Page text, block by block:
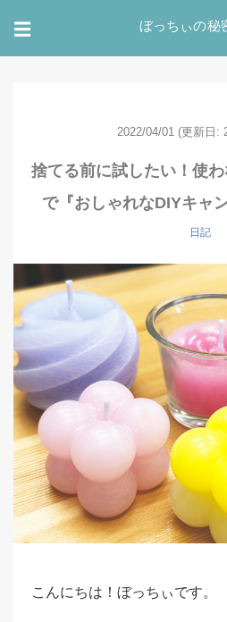
☰ ぼっちぃの秘
2022/04/01 (更新日:
捨てる前に試したい！使
で『おしゃれなDIYキ
日記
こんにちは！ぼっちぃです。